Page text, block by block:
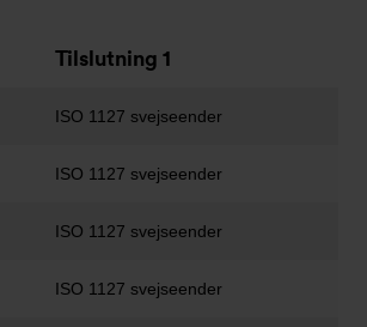
Tilslutning 1
ISO 1127 svejseender
ISO 1127 svejseender
ISO 1127 svejseender
ISO 1127 svejseender